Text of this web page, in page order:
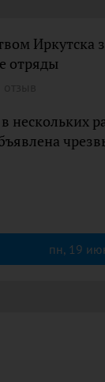
Иркутска
отряды
нескольких
пн, 19